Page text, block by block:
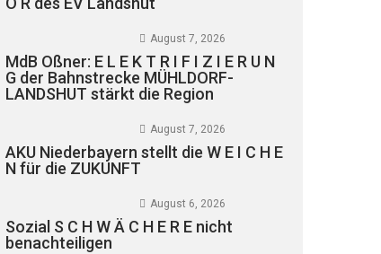
August 7, 2026
MdB Oßner: E L E K T R I F I Z I E R U N
G der Bahnstrecke MÜHLDORF-
LANDSHUT stärkt die Region
August 7, 2026
AKU Niederbayern stellt die W E I C H E
N für die ZUKUNFT
August 6, 2026
Sozial S C H W Ä C H E R E nicht
benachteiligen